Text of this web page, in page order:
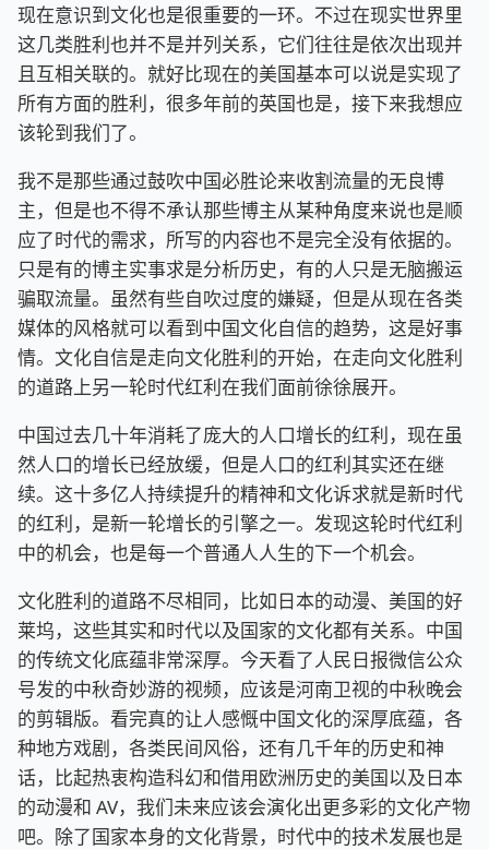
现在意识到文化也是很重要的一环。不过在现实世界里
这几类胜利也并不是并列关系，它们往往是依次出现并
且互相关联的。就好比现在的美国基本可以说是实现了
所有方面的胜利，很多年前的英国也是，接下来我想应
该轮到我们了。
我不是那些通过鼓吹中国必胜论来收割流量的无良博
主，但是也不得不承认那些博主从某种角度来说也是顺
应了时代的需求，所写的内容也不是完全没有依据的。
只是有的博主实事求是分析历史，有的人只是无脑搬运
骗取流量。虽然有些自吹过度的嫌疑，但是从现在各类
媒体的风格就可以看到中国文化自信的趋势，这是好事
情。文化自信是走向文化胜利的开始，在走向文化胜利
的道路上另一轮时代红利在我们面前徐徐展开。
中国过去几十年消耗了庞大的人口增长的红利，现在虽
然人口的增长已经放缓，但是人口的红利其实还在继
续。这十多亿人持续提升的精神和文化诉求就是新时代
的红利，是新一轮增长的引擎之一。发现这轮时代红利
中的机会，也是每一个普通人人生的下一个机会。
文化胜利的道路不尽相同，比如日本的动漫、美国的好
莱坞，这些其实和时代以及国家的文化都有关系。中国
的传统文化底蕴非常深厚。今天看了人民日报微信公众
号发的中秋奇妙游的视频，应该是河南卫视的中秋晚会
的剪辑版。看完真的让人感慨中国文化的深厚底蕴，各
种地方戏剧，各类民间风俗，还有几千年的历史和神
话，比起热衷构造科幻和借用欧洲历史的美国以及日本
的动漫和 AV，我们未来应该会演化出更多彩的文化产物
吧。除了国家本身的文化背景，时代中的技术发展也是